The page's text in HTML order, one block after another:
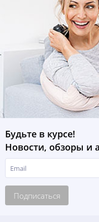
Будьте в курсе!
Новости, обзоры и
Подписаться